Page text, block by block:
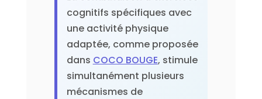
cognitifs spécifiques avec
une activité physique
adaptée, comme proposée
dans COCO BOUGE, stimule
simultanément plusieurs
mécanismes de